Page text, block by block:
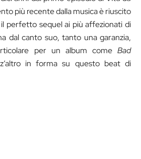
più recente dalla musica è riuscito
perfetto sequel ai più affezionati di
dal canto suo, tanto una garanzia,
per un album come Bad
in forma su questo beat di